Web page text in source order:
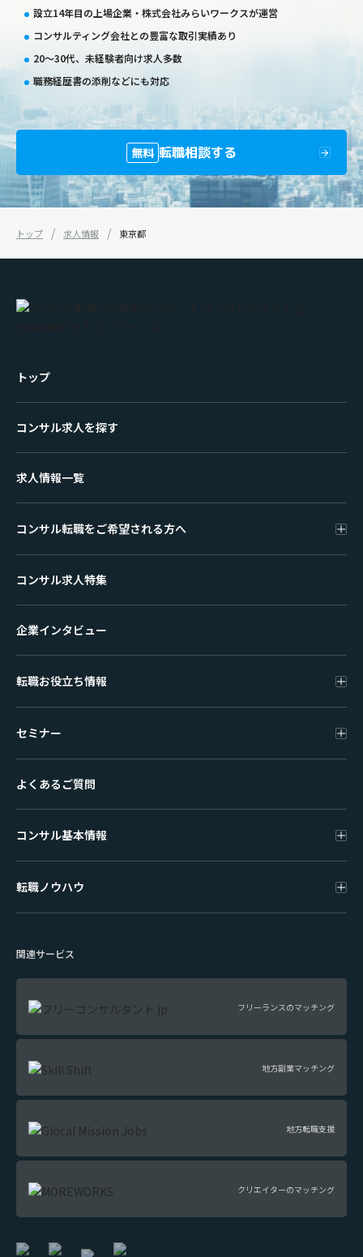
設立14年目の上場企業・株式会社みらいワークスが運営
コンサルティング会社との豊富な取引実績あり
20〜30代、未経験者向け求人多数
職務経歴書の添削などにも対応
無料 転職相談する
トップ 求人情報 東京都
トップ
コンサル求人を探す
求人情報一覧
コンサル転職をご希望される方へ
コンサル求人特集
企業インタビュー
転職お役立ち情報
セミナー
よくあるご質問
コンサル基本情報
転職ノウハウ
関連サービス
フリーランスのマッチング
地方副業マッチング
地方転職支援
クリエイターのマッチング